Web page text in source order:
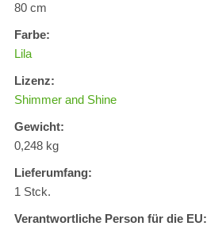
80 cm
Farbe:
Lila
Lizenz:
Shimmer and Shine
Gewicht:
0,248 kg
Lieferumfang:
1 Stck.
Verantwortliche Person für die EU: